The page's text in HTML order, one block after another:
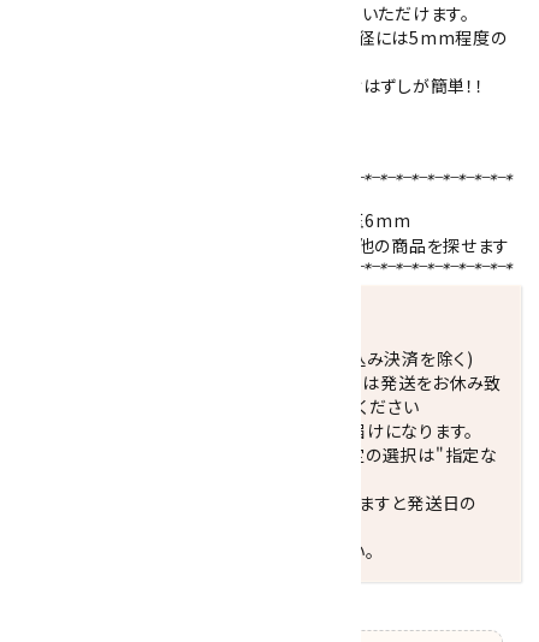
こちらの商品は、ご希望の内径サイズをお選びいただけます。
天然石の個体差や使用する玉数の関係上、内径には5mm程度の
シリコンゴムを通してありますので丈夫で着けはずしが簡単！！
ブルーカルセドニー8mm／水晶10mm・平玉6mm
天然石名をクリックで、その石を使用している他の商品を探せます
正午までのご注文で当日発送致します。(振込み決済を除く)
休業日(水曜日、第1．3木曜日)と臨時休業日は発送をお休み致
します。 営業日カレンダー(左下段)をご確認ください
配達ご希望日がない場合は、最短日でのお届けになります。
※最短でのお届けをご希望の場合、時間指定の選択は"指定な
お届けの地域によっては、時間帯を指定されますと発送日の
ご不明な点はお気軽にお問い合わせください。